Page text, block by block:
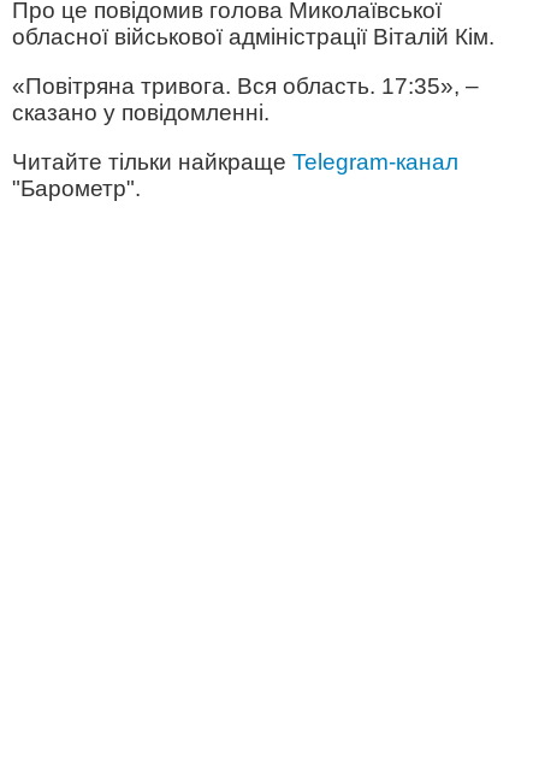
Про це повідомив голова Миколаївської
обласної військової адміністрації Віталій Кім.
«Повітряна тривога. Вся область. 17:35», –
сказано у повідомленні.
Читайте тільки найкраще Telegram-канал
"Барометр".